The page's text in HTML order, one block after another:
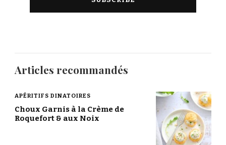
Articles recommandés
APÉRITIFS DINATOIRES
Choux Garnis à la Crème de
Roquefort & aux Noix